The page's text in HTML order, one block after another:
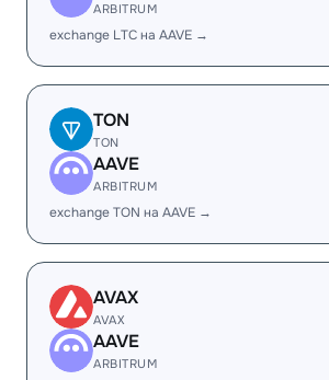
ARBITRUM
exchange LTC на AAVE →
TON
TON
AAVE
ARBITRUM
exchange TON на AAVE →
AVAX
AVAX
AAVE
ARBITRUM